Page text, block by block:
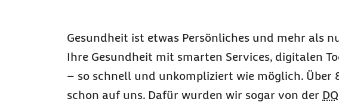
Gesundheit ist etwas Persönliches und mehr als
Ihre Gesundheit mit smarten Services, digitalen
– so schnell und unkompliziert wie möglich. Über
schon auf uns. Dafür wurden wir sogar von der